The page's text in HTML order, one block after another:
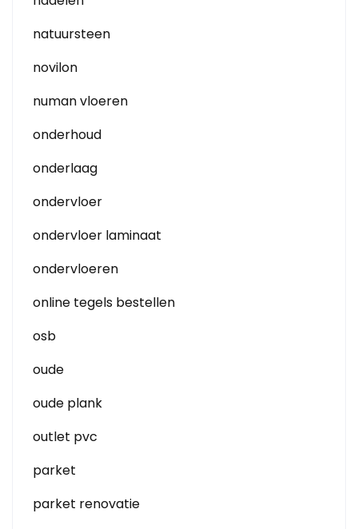
natuursteen
novilon
numan vloeren
onderhoud
onderlaag
ondervloer
ondervloer laminaat
ondervloeren
online tegels bestellen
osb
oude
oude plank
outlet pvc
parket
parket renovatie